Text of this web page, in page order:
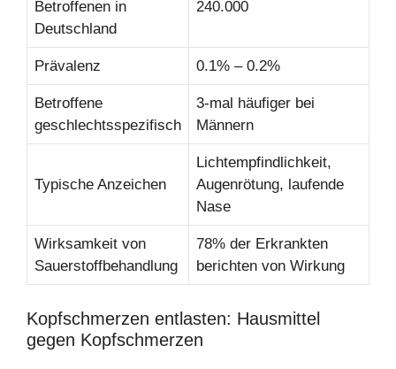
Betroffenen in
Deutschland
240.000
Prävalenz 0.1% – 0.2%
Betroffene
geschlechtsspezifisch
3-mal häufiger bei
Männern
Typische Anzeichen
Lichtempfindlichkeit,
Augenrötung, laufende
Nase
Wirksamkeit von
Sauerstoffbehandlung
78% der Erkrankten
berichten von Wirkung
Kopfschmerzen entlasten: Hausmittel
gegen Kopfschmerzen